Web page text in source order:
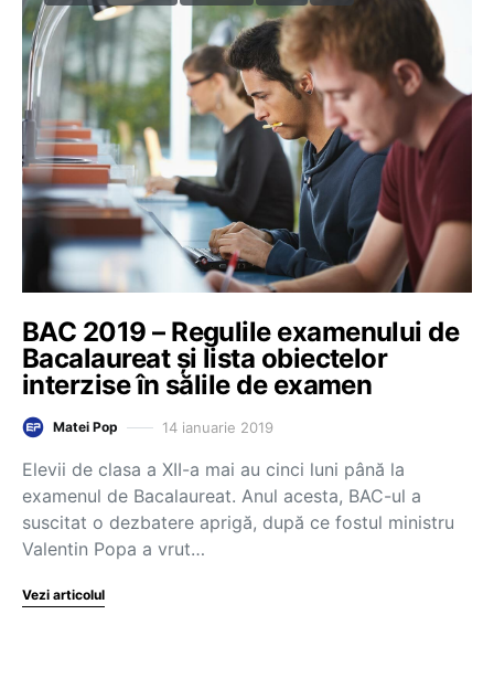
BAC 2019 – Regulile examenului de
Bacalaureat și lista obiectelor
interzise în sălile de examen
Matei Pop 14 ianuarie 2019
Elevii de clasa a XII-a mai au cinci luni până la
examenul de Bacalaureat. Anul acesta, BAC-ul a
suscitat o dezbatere aprigă, după ce fostul ministru
Valentin Popa a vrut…
Vezi articolul